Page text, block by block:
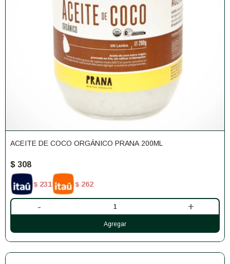
ACEITE DE COCO ORGÁNICO PRANA 200ML
$ 308
$ 231 $ 262
- +